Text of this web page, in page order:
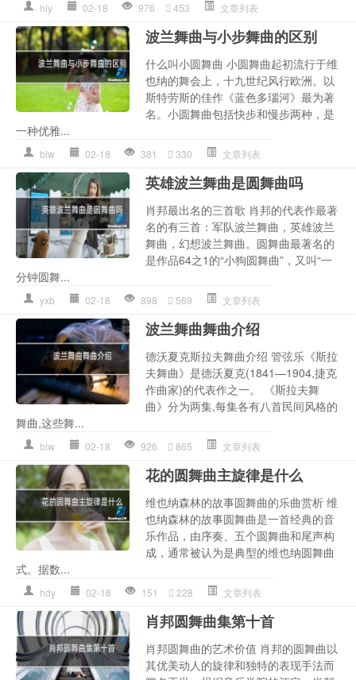
hly 02-18 976 453 文章列表
波兰舞曲与小步舞曲的区别
什么叫小圆舞曲 小圆舞曲起初流行于维
也纳的舞会上，十九世纪风行欧洲。以
斯特劳斯的佳作《蓝色多瑙河》最为著
名。小圆舞曲包括快步和慢步两种，是
一种优雅...
blw 02-18 381 330 文章列表
英雄波兰舞曲是圆舞曲吗
肖邦最出名的三首歌 肖邦的代表作最著
名的有三首：军队波兰舞曲，英雄波兰
舞曲，幻想波兰舞曲。圆舞曲最著名的
是作品64之1的“小狗圆舞曲”，又叫“一
分钟圆舞...
yxb 02-18 898 569 文章列表
波兰舞曲舞曲介绍
德沃夏克斯拉夫舞曲介绍 管弦乐《斯拉
夫舞曲》是德沃夏克(1841—1904,捷克
作曲家)的代表作之一。 《斯拉夫舞
曲》分为两集,每集各有八首民间风格的
舞曲,这些舞...
blw 02-18 926 865 文章列表
花的圆舞曲主旋律是什么
维也纳森林的故事圆舞曲的乐曲赏析 维
也纳森林的故事圆舞曲是一首经典的音
乐作品，由序奏、五个圆舞曲和尾声构
成，通常被认为是典型的维也纳圆舞曲
式。据数...
hdy 02-18 151 228 文章列表
肖邦圆舞曲集第十首
肖邦圆舞曲的艺术价值 肖邦的圆舞曲以
其优美动人的旋律和独特的表现手法而